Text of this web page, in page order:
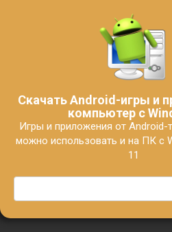
Скачать Android-игры и
компьютер с
Игры и приложения от Android-
можно использовать и на ПК с
11
Поиск: